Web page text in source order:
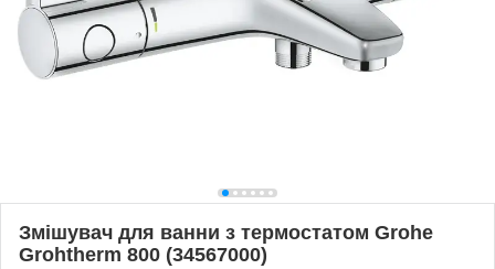
Змішувач для ванни з термостатом Grohe
Grohtherm 800 (34567000)